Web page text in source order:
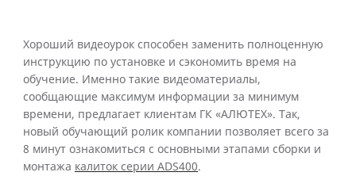
Хороший видеоурок способен заменить полноценную
инструкцию по установке и сэкономить время на
обучение. Именно такие видеоматериалы,
сообщающие максимум информации за минимум
времени, предлагает клиентам ГК «АЛЮТЕХ». Так,
новый обучающий ролик компании позволяет всего за
8 минут ознакомиться с основными этапами сборки и
монтажа калиток серии ADS400.